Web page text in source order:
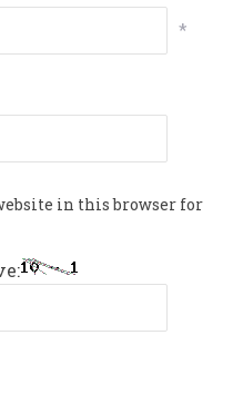
*
in this browser for